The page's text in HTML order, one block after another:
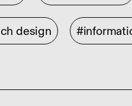
design